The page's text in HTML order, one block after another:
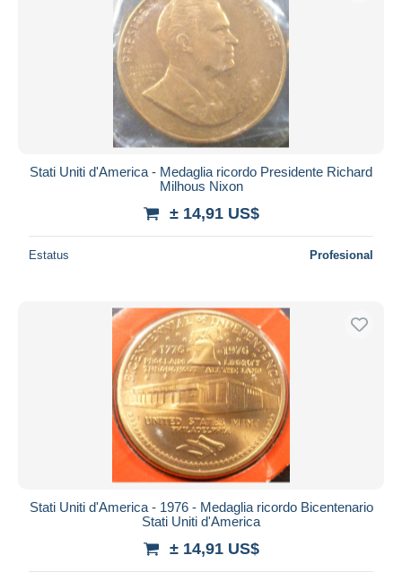
Stati Uniti d'America - Medaglia ricordo Presidente Richard
Milhous Nixon
± 14,91 US$
Estatus Profesional
Stati Uniti d'America - 1976 - Medaglia ricordo Bicentenario
Stati Uniti d'America
± 14,91 US$